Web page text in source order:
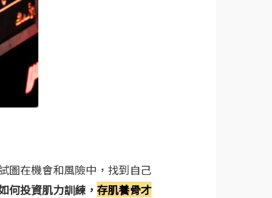
圖在機會和風險中，找到自己
何投資肌力訓練，存肌養骨才